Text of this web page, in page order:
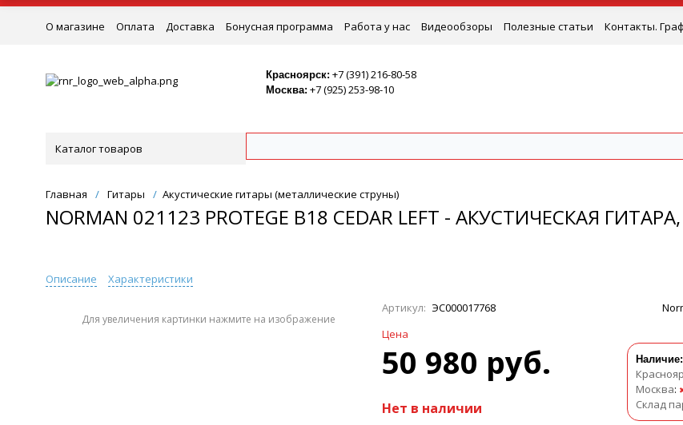
О магазине Оплата Доставка Бонусная программа Работа у нас Видеообзоры Полезные статьи
Контакты.
Красноярск: +7 (391) 216-80-58
Москва: +7 (925) 253-98-10
Каталог товаров
Главная / Гитары / Акустические гитары (металлические струны)
NORMAN 021123 PROTEGE B18 CEDAR LEFT - АКУСТИЧЕСКАЯ
Описание Характеристики
Для увеличения картинки нажмите на изображение
Артикул: ЭС000017768
Цена
50 980 руб.
Нет в наличии
Наличие:
Москва:
Склад